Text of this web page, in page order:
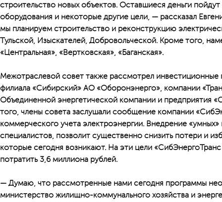
строительство новых объектов. Оставшиеся деньги
оборудования и некоторые другие цели, — рассказал
мы планируем строительство и реконструкцию
Тульской, Изыскателей, Добровольческой. Кроме того,
«Центральная», «Вертковская», «Баганская».
Межотраслевой совет также рассмотрел
филиала «Сибирский» АО «Оборонэнерго», компании
Объединенной энергетической компании и предприятия
того, члены совета заслушали сообщение компании
коммерческого учета электро­энергии. Внедрение
специалистов, позволит существенно снизить потери и
которые сегодня возникают. На эти цели
потратить 3,6 миллиона рублей.
— Думаю, что рассмотренные нами сегодня программы
министерство жилищно-коммунального хозяйства и